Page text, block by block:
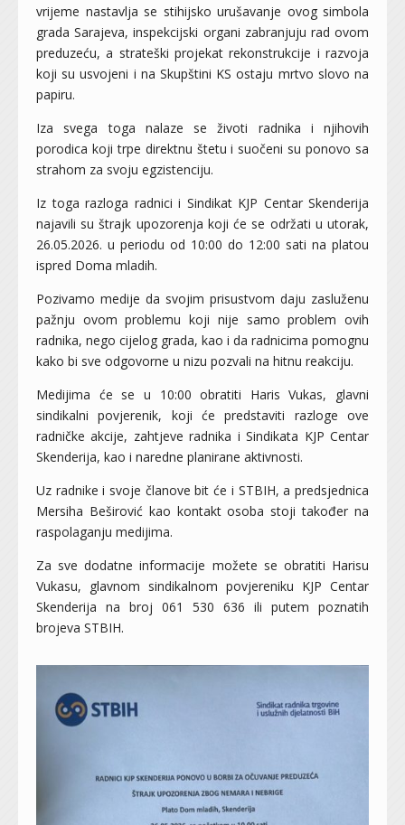
vrijeme nastavlja se stihijsko urušavanje ovog simbola
grada Sarajeva, inspekcijski organi zabranjuju rad ovom
preduzeću, a strateški projekat rekonstrukcije i razvoja
koji su usvojeni i na Skupštini KS ostaju mrtvo slovo na
papiru.
Iza svega toga nalaze se životi radnika i njihovih
porodica koji trpe direktnu štetu i suočeni su ponovo sa
strahom za svoju egzistenciju.
Iz toga razloga radnici i Sindikat KJP Centar Skenderija
najavili su štrajk upozorenja koji će se održati u utorak,
26.05.2026. u periodu od 10:00 do 12:00 sati na platou
ispred Doma mladih.
Pozivamo medije da svojim prisustvom daju zasluženu
pažnju ovom problemu koji nije samo problem ovih
radnika, nego cijelog grada, kao i da radnicima pomognu
kako bi sve odgovorne u nizu pozvali na hitnu reakciju.
Medijima će se u 10:00 obratiti Haris Vukas, glavni
sindikalni povjerenik, koji će predstaviti razloge ove
radničke akcije, zahtjeve radnika i Sindikata KJP Centar
Skenderija, kao i naredne planirane aktivnosti.
Uz radnike i svoje članove bit će i STBIH, a predsjednica
Mersiha Beširović kao kontakt osoba stoji također na
raspolaganju medijima.
Za sve dodatne informacije možete se obratiti Harisu
Vukasu, glavnom sindikalnom povjereniku KJP Centar
Skenderija na broj 061 530 636 ili putem poznatih
brojeva STBIH.